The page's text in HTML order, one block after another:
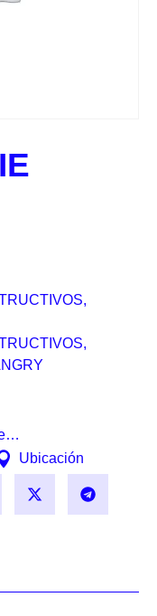
,
,
Ubicación